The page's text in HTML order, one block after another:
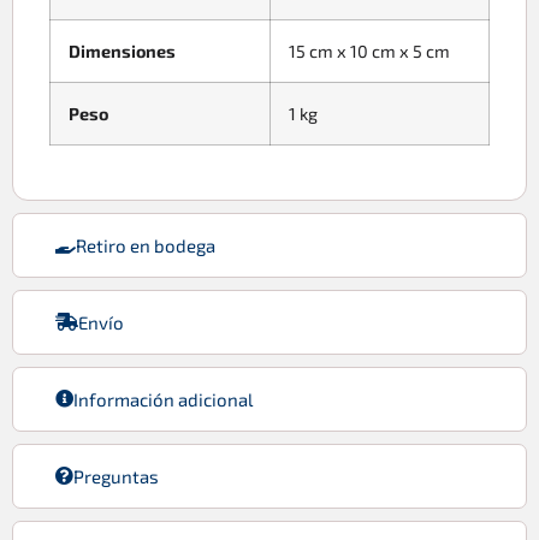
Retiro en bodega
Envío
Información adicional
Preguntas
Dimensiones 15 cm x 10 cm x 5 cm
Peso 1 kg